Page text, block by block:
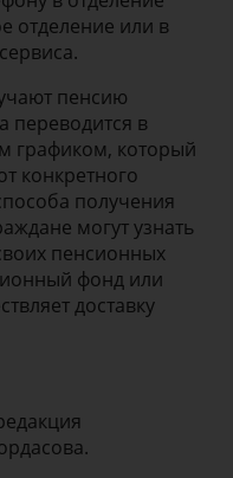
отделение или в
пенсию
переводится в
графиком, который
конкретного
получения
могут узнать
пенсионных
фонд или
доставку